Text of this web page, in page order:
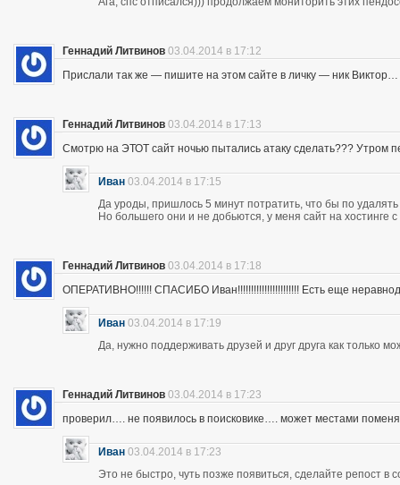
Геннадий Литвинов 03.04.2014 в 17:12
Прислали так же — пишите на этом сайте в личку — ник Виктор…
Геннадий Литвинов 03.04.2014 в 17:13
Смотрю на ЭТОТ сайт ночью пытались атаку сделать??? Утром
Иван 03.04.2014 в 17:15
Да уроды, пришлось 5 минут потратить, что бы по
Но большего они и не добьются, у меня сайт на хостинге
Геннадий Литвинов 03.04.2014 в 17:18
ОПЕРАТИВНО!!!!!! СПАСИБО Иван!!!!!!!!!!!!!!!!!!!!!!! Есть еще
Иван 03.04.2014 в 17:19
Да, нужно поддерживать друзей и друг друга как только
Геннадий Литвинов 03.04.2014 в 17:23
проверил…. не появилось в поисковике…. может местами
Иван 03.04.2014 в 17:23
Это не быстро, чуть позже появиться, сделайте репост в